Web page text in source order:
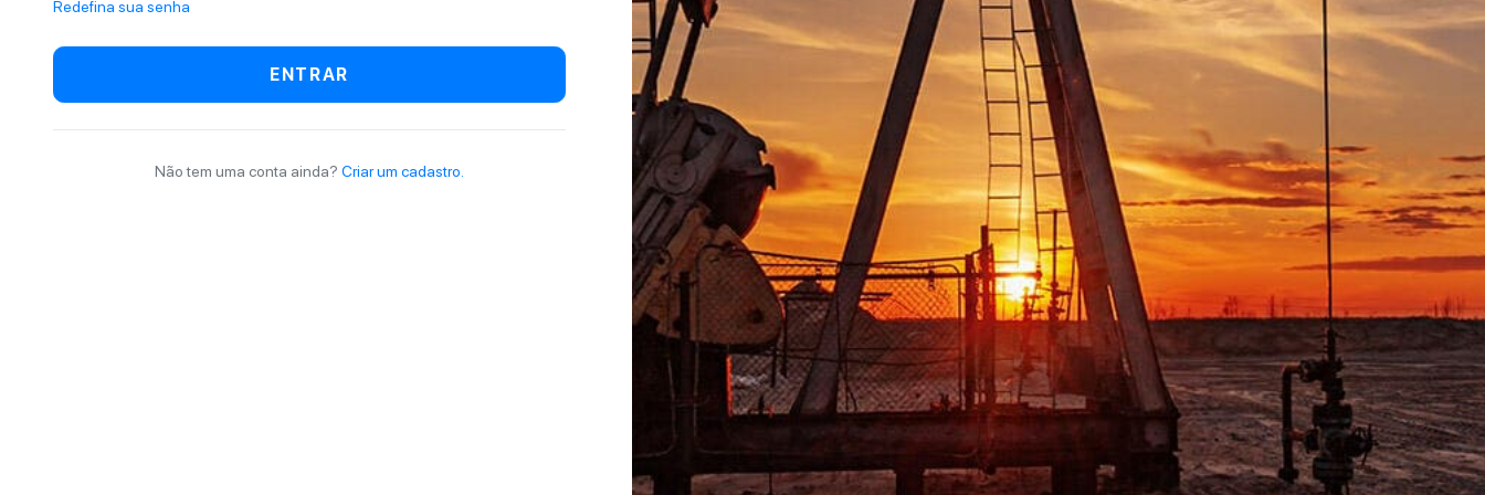
Redefina sua senha
ENTRAR
Não tem uma conta ainda? Criar um cadastro.